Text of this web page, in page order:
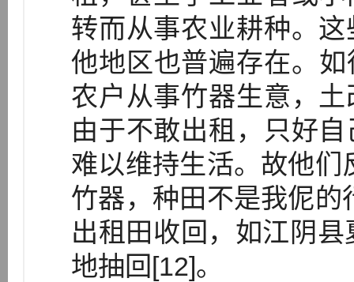
转而从事农业耕种。
他地区也普遍存在。
农户从事竹器生意，
由于不敢出租，只好
难以维持生活。故他们
竹器，种田不是我伲的
出租田收回，如江阴
地抽回[12]。